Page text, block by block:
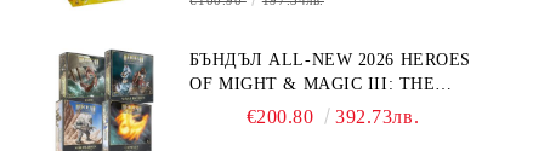
БЪНДЪЛ ALL-NEW 2026 HEROES
OF MIGHT & MAGIC III: THE
BOARD GAME EXPANSIONS -
€200.80 392.73лв.